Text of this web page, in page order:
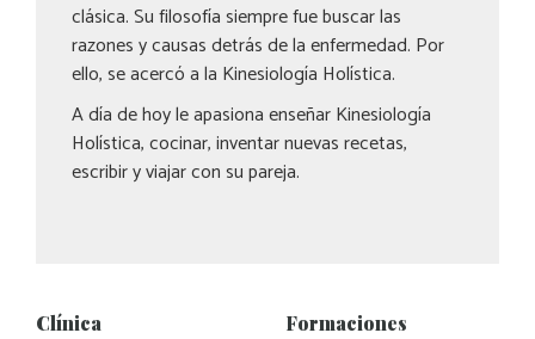
clásica. Su filosofía siempre fue buscar las
razones y causas detrás de la enfermedad. Por
ello, se acercó a la Kinesiología Holística.
A día de hoy le apasiona enseñar Kinesiología
Holística, cocinar, inventar nuevas recetas,
escribir y viajar con su pareja.
Clínica Formaciones